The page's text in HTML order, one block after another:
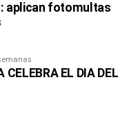
aplican fotomultas
CELEBRA EL DIA DEL